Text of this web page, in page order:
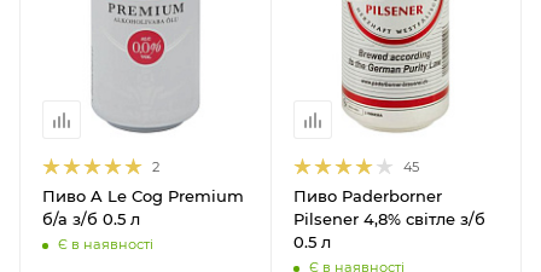
2
Пиво A Le Cog Premium
б/а з/б 0.5 л
Є в наявності
45
Пиво Paderborner
Pilsener 4,8% світле з/б
0.5 л
Є в наявності